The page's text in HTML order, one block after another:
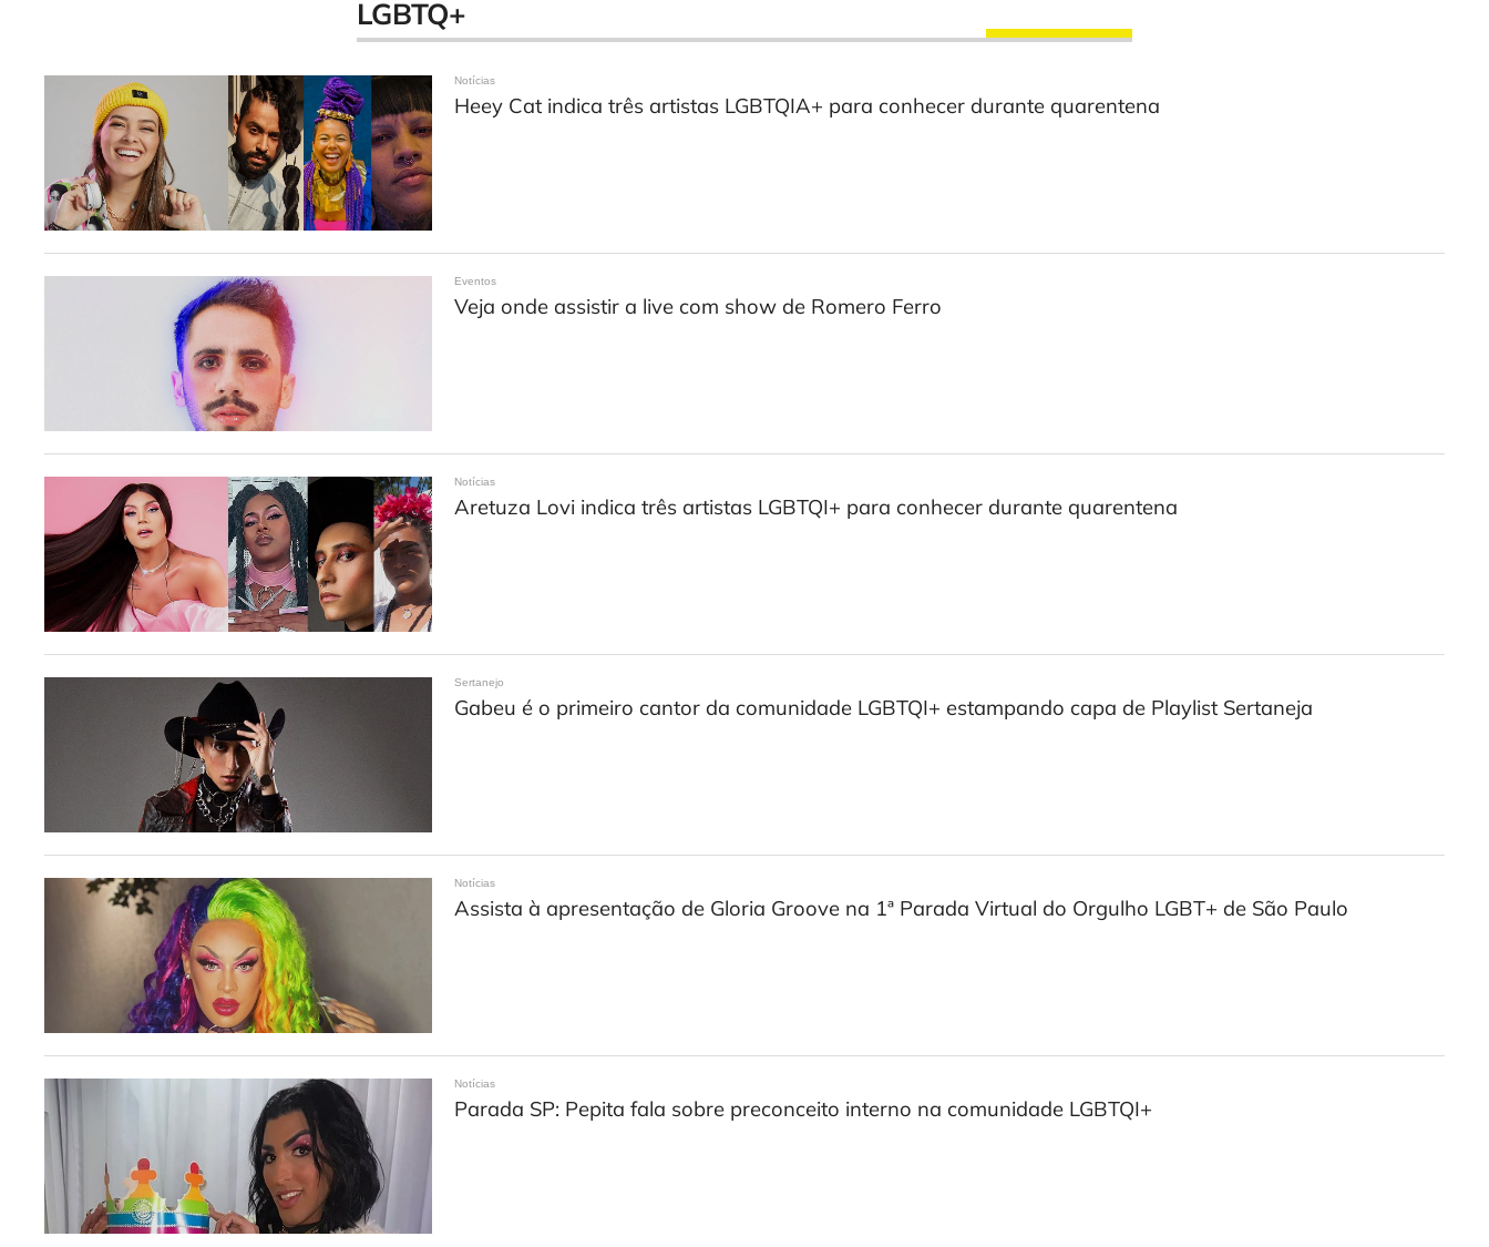
LGBTQ+
Notícias
Heey Cat indica três artistas LGBTQIA+ para conhecer durante quarentena
Eventos
Veja onde assistir a live com show de Romero Ferro
Notícias
Aretuza Lovi indica três artistas LGBTQI+ para conhecer durante quarentena
Sertanejo
Gabeu é o primeiro cantor da comunidade LGBTQI+ estampando capa de Playlist Sertaneja
Notícias
Assista à apresentação de Gloria Groove na 1ª Parada Virtual do Orgulho LGBT+ de São Paulo
Notícias
Parada SP: Pepita fala sobre preconceito interno na comunidade LGBTQI+